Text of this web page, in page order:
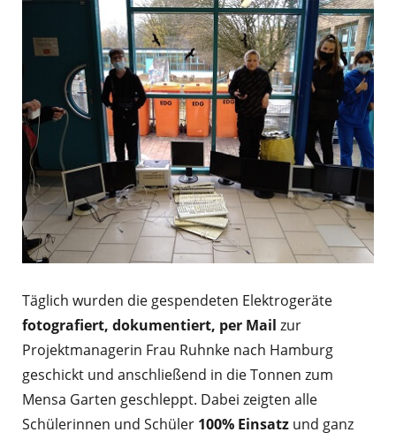
Täglich wurden die gespendeten Elektrogeräte
fotografiert, dokumentiert, per Mail zur
Projektmanagerin Frau Ruhnke nach Hamburg
geschickt und anschließend in die Tonnen zum
Mensa Garten geschleppt. Dabei zeigten alle
Schülerinnen und Schüler 100% Einsatz und ganz